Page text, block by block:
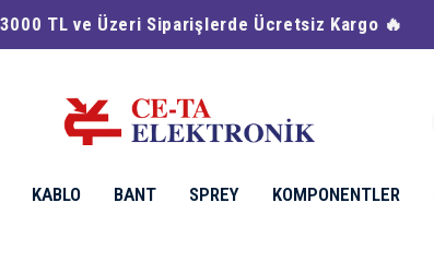
🔥 Havale & EFT Ödemelerinde %2 İndirim 🔥
KABLO BANT SPREY KOMPONENTLER